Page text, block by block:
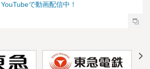
YouTubeで動画配信中！